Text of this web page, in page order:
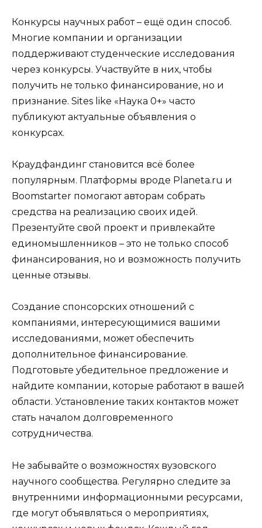
Конкурсы научных работ – ещё один способ.
Многие компании и организации
поддерживают студенческие исследования
через конкурсы. Участвуйте в них, чтобы
получить не только финансирование, но и
признание. Sites like «Наука 0+» часто
публикуют актуальные объявления о
конкурсах.
Краудфандинг становится всё более
популярным. Платформы вроде Planeta.ru и
Boomstarter помогают авторам собрать
средства на реализацию своих идей.
Презентуйте свой проект и привлекайте
единомышленников – это не только способ
финансирования, но и возможность получить
ценные отзывы.
Создание спонсорских отношений с
компаниями, интересующимися вашими
исследованиями, может обеспечить
дополнительное финансирование.
Подготовьте убедительное предложение и
найдите компании, которые работают в вашей
области. Установление таких контактов может
стать началом долговременного
сотрудничества.
Не забывайте о возможностях вузовского
научного сообщества. Регулярно следите за
внутренними информационными ресурсами,
где могут объявляться о мероприятиях,